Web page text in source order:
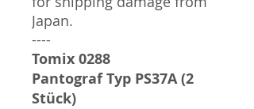
Japan.
----
Tomix 0288
Pantograf Typ PS37A (2
Stück)